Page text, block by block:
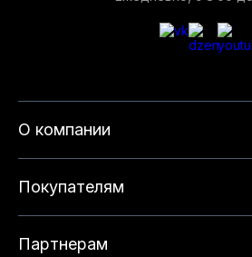
О компании
Покупателям
Партнерам